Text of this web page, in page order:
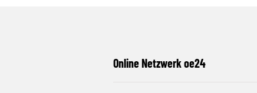
Online Netzwerk oe24